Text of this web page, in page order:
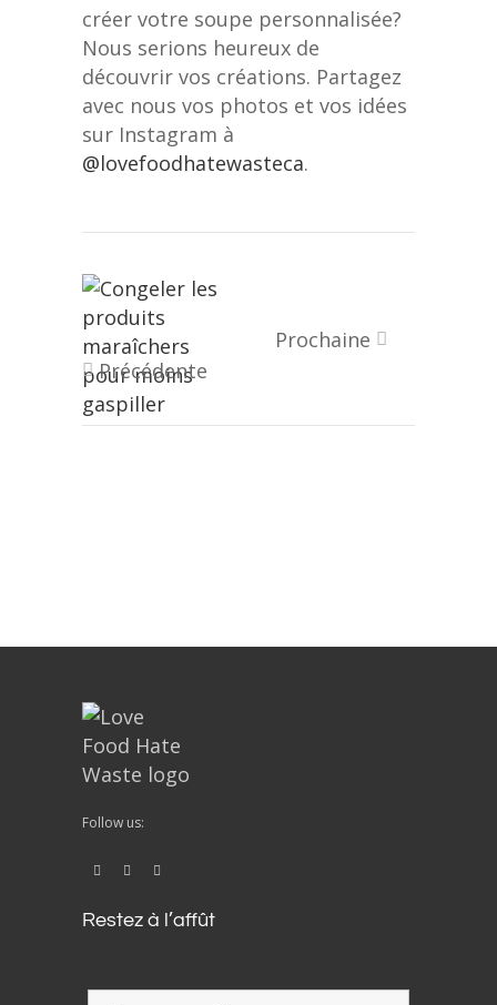
créer votre soupe personnalisée?
Nous serions heureux de
découvrir vos créations. Partagez
avec nous vos photos et vos idées
sur Instagram à
@lovefoodhatewasteca.
Précédente
Prochaine
Follow us:
Restez à l’affût